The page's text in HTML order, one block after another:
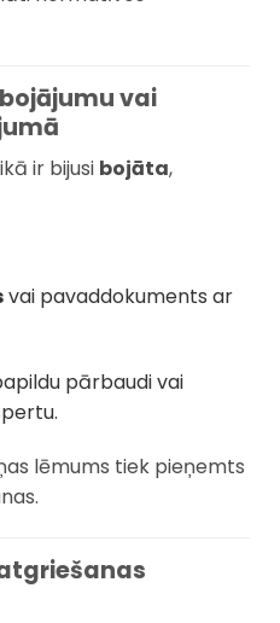
vai
ir bijusi bojāta,
vai pavaddokuments ar
pārbaudi vai
lēmums tiek pieņemts